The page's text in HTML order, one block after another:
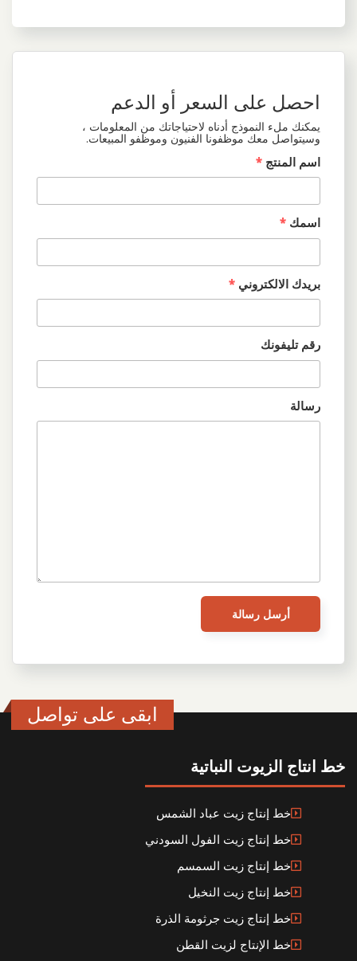
احصل على السعر أو الدعم
يمكنك ملء النموذج أدناه لاحتياجاتك من المعلومات ،
وسيتواصل معك موظفونا الفنيون وموظفو المبيعات.
اسم المنتج *
اسمك *
بريدك الالكتروني *
رقم تليفونك
رسالة
ابقى على تواصل
خط انتاج الزيوت النباتية
خط إنتاج زيت عباد الشمس
خط إنتاج زيت الفول السودني
خط إنتاج زيت السمسم
خط إنتاج زيت النخيل
خط إنتاج زيت جرثومة الذرة
خط الإنتاج لزيت القطن